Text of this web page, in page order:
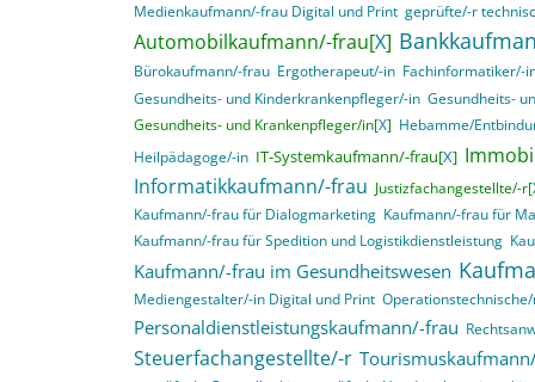
Medienkaufmann/-frau Digital und Print geprüfte/-r
Automobilkaufmann/-frau[X]
Bürokaufmann/-frau Ergotherapeut/-in Fachinformatiker/-
Gesundheits- und Kinderkrankenpfleger/-in Gesundheits-
Gesundheits- und Krankenpfleger/in[X] Hebamme/
Heilpädagoge/-in IT-Systemkaufmann/-frau[X]
Informatikkaufmann/-frau Justizfachangestellte/-r[
Kaufmann/-frau für Dialogmarketing Kaufmann/-frau für
Kaufmann/-frau für Spedition und Logistikdienstleistung
Kaufmann/-frau im Gesundheitswesen
Mediengestalter/-in Digital und Print
Personaldienstleistungskaufmann/-frau
Steuerfachangestellte/-r